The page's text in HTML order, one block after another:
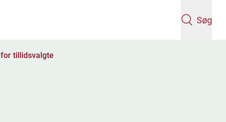
Søg
tillidsvalgte